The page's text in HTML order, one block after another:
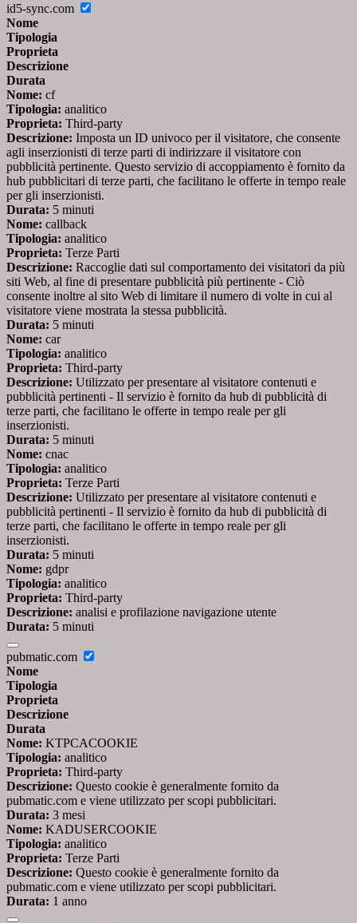
id5-sync.com
Nome
Tipologia
Proprieta
Descrizione
Durata
Nome: cf
Tipologia: analitico
Proprieta: Third-party
Descrizione: Imposta un ID univoco per il visitatore, che consente
agli inserzionisti di terze parti di indirizzare il visitatore con
pubblicità pertinente. Questo servizio di accoppiamento è fornito da
hub pubblicitari di terze parti, che facilitano le offerte in tempo reale
per gli inserzionisti.
Durata: 5 minuti
Nome: callback
Tipologia: analitico
Proprieta: Terze Parti
Descrizione: Raccoglie dati sul comportamento dei visitatori da più
siti Web, al fine di presentare pubblicità più pertinente - Ciò
consente inoltre al sito Web di limitare il numero di volte in cui al
visitatore viene mostrata la stessa pubblicità.
Durata: 5 minuti
Nome: car
Tipologia: analitico
Proprieta: Third-party
Descrizione: Utilizzato per presentare al visitatore contenuti e
pubblicità pertinenti - Il servizio è fornito da hub di pubblicità di
terze parti, che facilitano le offerte in tempo reale per gli
inserzionisti.
Durata: 5 minuti
Nome: cnac
Tipologia: analitico
Proprieta: Terze Parti
Descrizione: Utilizzato per presentare al visitatore contenuti e
pubblicità pertinenti - Il servizio è fornito da hub di pubblicità di
terze parti, che facilitano le offerte in tempo reale per gli
inserzionisti.
Durata: 5 minuti
Nome: gdpr
Tipologia: analitico
Proprieta: Third-party
Descrizione: analisi e profilazione navigazione utente
Durata: 5 minuti
pubmatic.com
Nome
Tipologia
Proprieta
Descrizione
Durata
Nome: KTPCACOOKIE
Tipologia: analitico
Proprieta: Third-party
Descrizione: Questo cookie è generalmente fornito da
pubmatic.com e viene utilizzato per scopi pubblicitari.
Durata: 3 mesi
Nome: KADUSERCOOKIE
Tipologia: analitico
Proprieta: Terze Parti
Descrizione: Questo cookie è generalmente fornito da
pubmatic.com e viene utilizzato per scopi pubblicitari.
Durata: 1 anno